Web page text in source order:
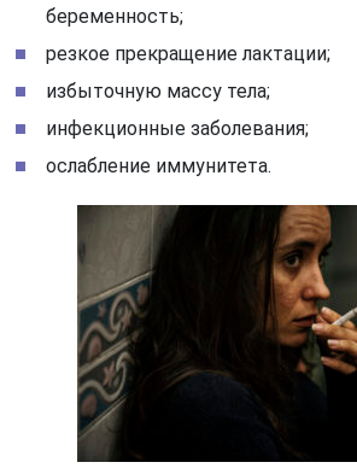
беременность;
резкое прекращение лактации;
избыточную массу тела;
инфекционные заболевания;
ослабление иммунитета.